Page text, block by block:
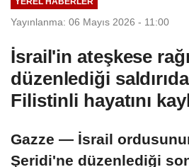
Yayınlanma: 06 Mayıs 2026 - 11:00
İsrail'in ateşkese
düzenlediği
Filistinli hayatını
Gazze — İsrail
Şeridi'ne düzenlediği